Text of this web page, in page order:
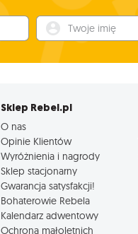
Twoje imię
Sklep Rebel.pl
O nas
Opinie Klientów
Wyróżnienia i nagrody
Sklep stacjonarny
Gwarancja satysfakcji!
Bohaterowie Rebela
Kalendarz adwentowy
Ochrona małoletnich